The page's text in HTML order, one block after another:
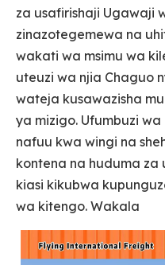
za usafirishaji Ugawaji
zinazotegemewa na
wakati wa msimu wa
uteuzi wa njia Chaguo
wateja kusawazisha
ya mizigo. Ufumbuzi
nafuu kwa wingi na
kontena na huduma za
kiasi kikubwa
wa kitengo. Wakala